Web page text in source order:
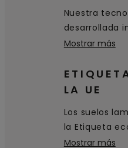
fácil de
Nuestra
desarrollada
superficie
penetre en el
queda sobre
Mostrar más
LA UE
Los suelos
la Etiqueta
certificación
Mostrar más